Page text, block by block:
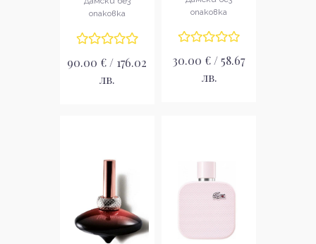
опаковка EDP
опаковка
90.00 € / 176.02
лв.
Тоалетна вода
за жени без
опаковка EDT
опаковка
30.00 € / 58.67
лв.